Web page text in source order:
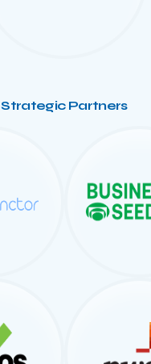
Strategic Partners